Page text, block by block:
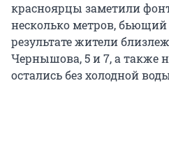
красноярцы заметили
несколько метров,
результате жители
Чернышова, 5 и 7, а также
остались без холодной